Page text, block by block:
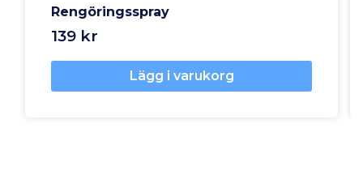
Rengöringsspray
139 kr
Lägg i varukorg